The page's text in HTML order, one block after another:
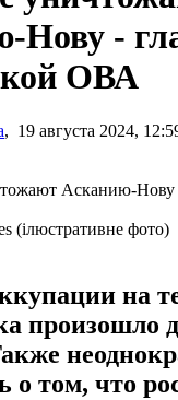
Нову -
ОВА
, 19 августа 2024,
(ілюстративне фото)
на
произошло
о том, что